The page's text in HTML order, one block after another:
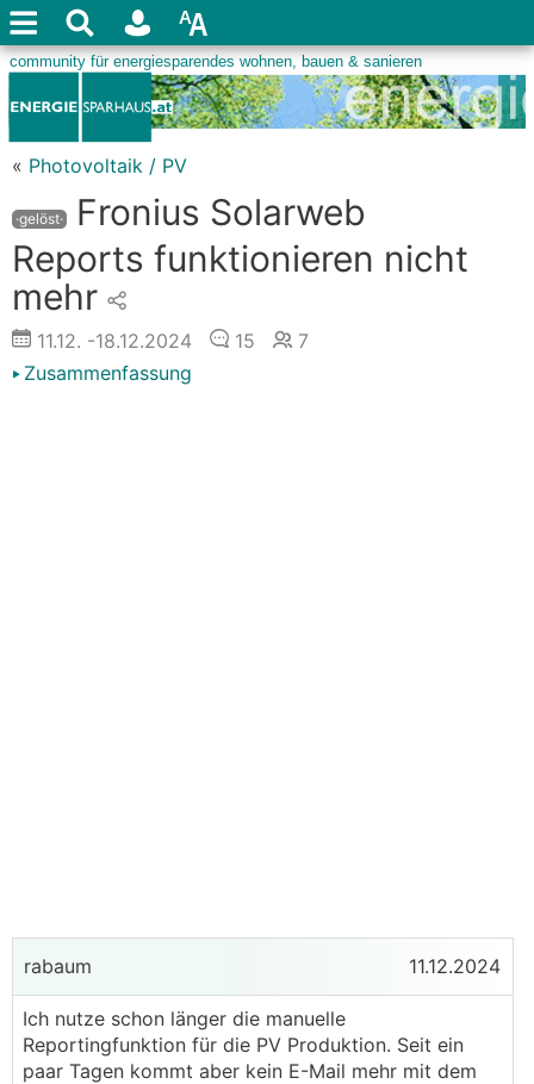
« Photovoltaik / PV
·gelöst·
Fronius Solarweb
Reports funktionieren nicht
mehr
11.12. -18.12.2024 15
7
Zusammenfassung
rabaum 11.12.2024
Ich nutze schon länger die manuelle
Reportingfunktion für die PV Produktion. Seit ein
paar Tagen kommt aber kein E-Mail mehr mit dem